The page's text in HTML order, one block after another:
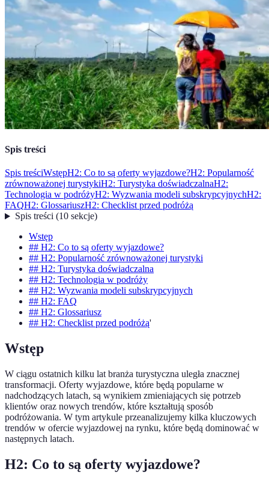
Spis treści
Spis treściWstępH2: Co to są oferty wyjazdowe?H2: Popularność
zrównoważonej turystykiH2: Turystyka doświadczalnaH2:
Technologia w podróżyH2: Wyzwania modeli subskrypcyjnychH2:
FAQH2: GlossariuszH2: Checklist przed podróżą
Spis treści(10 sekcje)
Wstęp
## H2: Co to są oferty wyjazdowe?
## H2: Popularność zrównoważonej turystyki
## H2: Turystyka doświadczalna
## H2: Technologia w podróży
## H2: Wyzwania modeli subskrypcyjnych
## H2: FAQ
## H2: Glossariusz
## H2: Checklist przed podróżą'
Wstęp
W ciągu ostatnich kilku lat branża turystyczna uległa znacznej
transformacji. Oferty wyjazdowe, które będą popularne w
nadchodzących latach, są wynikiem zmieniających się potrzeb
klientów oraz nowych trendów, które kształtują sposób
podróżowania. W tym artykule przeanalizujemy kilka kluczowych
trendów w ofercie wyjazdowej na rynku, które będą dominować w
następnych latach.
H2: Co to są oferty wyjazdowe?